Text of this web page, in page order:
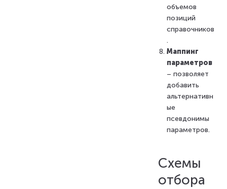
объемов
позиций
справочников
.
Маппинг
параметров
– позволяет
добавить
альтернативн
ые
псевдонимы
параметров.
Схемы
отбора